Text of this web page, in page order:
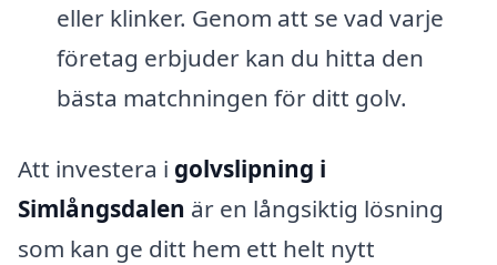
eller klinker. Genom att se vad varje
företag erbjuder kan du hitta den
bästa matchningen för ditt golv.
Att investera i golvslipning i
Simlångsdalen är en långsiktig lösning
som kan ge ditt hem ett helt nytt